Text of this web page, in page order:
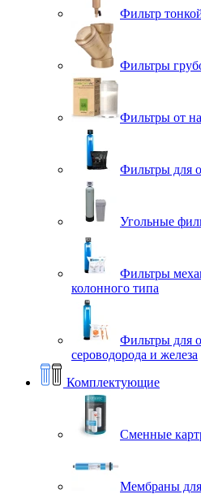
Фильтр
Фильтры
Фильтры от
Фильтры для
Угольные
Фильтры
колонного типа
Фильтры для
сероводорода и железа
Комплектующие
Сменные
Мембраны для